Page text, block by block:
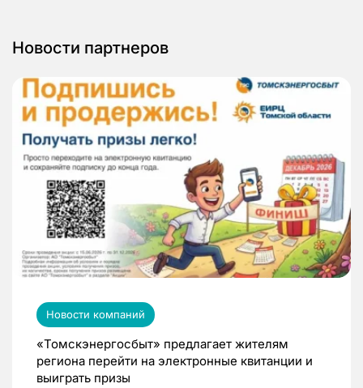
Новости партнеров
Новости компаний
«Томскэнергосбыт» предлагает жителям
региона перейти на электронные квитанции и
выиграть призы